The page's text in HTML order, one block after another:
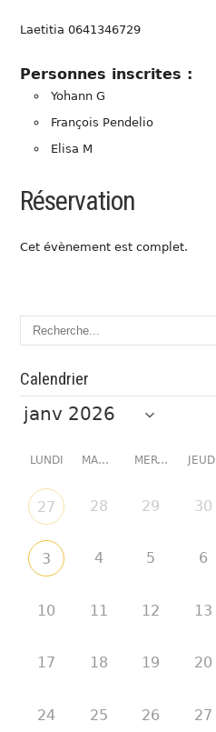
Laetitia 0641346729
Personnes inscrites :
Yohann G
François Pendelio
Elisa M
Réservation
Cet évènement est complet.
Calendrier
LUNDI MARDI MERCREDI JEUDI
27 28 29 30
3 4 5 6
10 11 12 13
17 18 19 20
24 25 26 27